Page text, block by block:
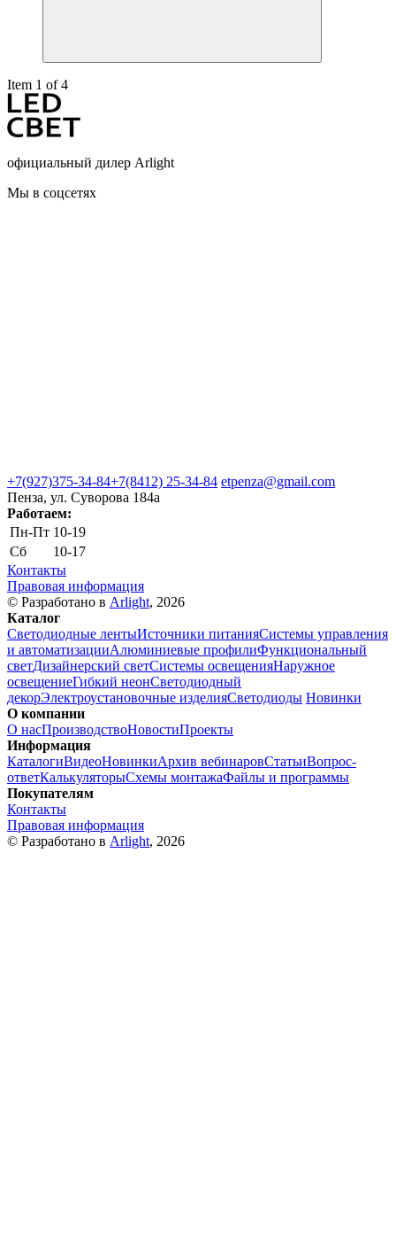
Item 1 of 4
официальный дилер Arlight
Мы в соцсетях
+7(927)375-34-84+7(8412) 25-34-84 etpenza@gmail.com
Пенза, ул. Cуворова 184а
Работаем:
Пн-Пт 10-19
Сб
10-17
Контакты
Правовая информация
© Разработано в Arlight, 2026
Каталог
Светодиодные лентыИсточники питанияСистемы управления
и автоматизацииАлюминиевые профилиФункциональный
светДизайнерский светСистемы освещенияНаружное
освещениеГибкий неонСветодиодный
декорЭлектроустановочные изделияСветодиоды Новинки
О компании
О насПроизводствоНовостиПроекты
Информация
КаталогиВидеоНовинкиАрхив вебинаровСтатьиВопрос-
ответКалькуляторыСхемы монтажаФайлы и программы
Покупателям
Контакты
Правовая информация
© Разработано в Arlight, 2026